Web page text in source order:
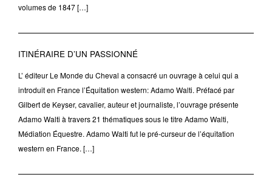
volumes de 1847 […]
ITINÉRAIRE D’UN PASSIONNÉ
L’ éditeur Le Monde du Cheval a consacré un ouvrage à celui qui a
introduit en France l’Équitation western: Adamo Walti. Préfacé par
Gilbert de Keyser, cavalier, auteur et journaliste, l’ouvrage présente
Adamo Walti à travers 21 thématiques sous le titre Adamo Walti,
Médiation Équestre. Adamo Walti fut le pré-curseur de l’équitation
western en France. […]